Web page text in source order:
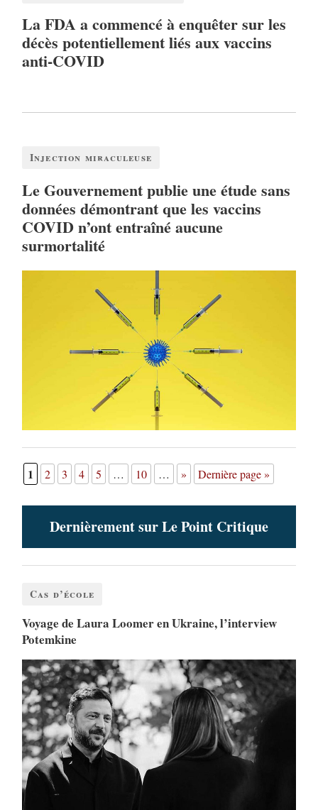
La FDA a commencé à enquêter sur les
décès potentiellement liés aux vaccins
anti-COVID
Injection miraculeuse
Le Gouvernement publie une étude sans
données démontrant que les vaccins
COVID n’ont entraîné aucune
surmortalité
1 2 3 4 5 … 10 … » Dernière page »
Dernièrement sur Le Point Critique
Cas d’école
Voyage de Laura Loomer en Ukraine, l’interview
Potemkine